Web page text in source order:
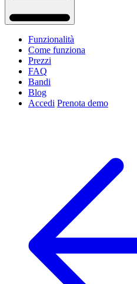
Funzionalità
Come funziona
Prezzi
FAQ
Bandi
Blog
Accedi Prenota demo